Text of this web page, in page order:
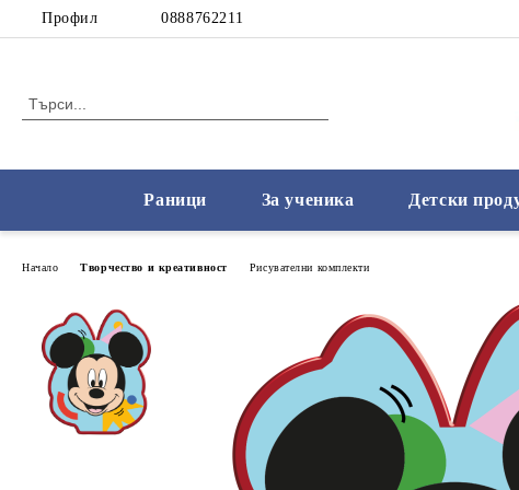
Профил 0888762211
Раници За ученика Детски
Начало Творчество и креативност Рисувателни комплекти